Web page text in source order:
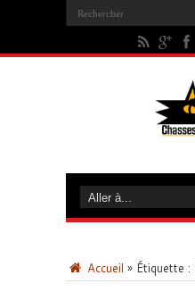
Accueil » Étiquette :